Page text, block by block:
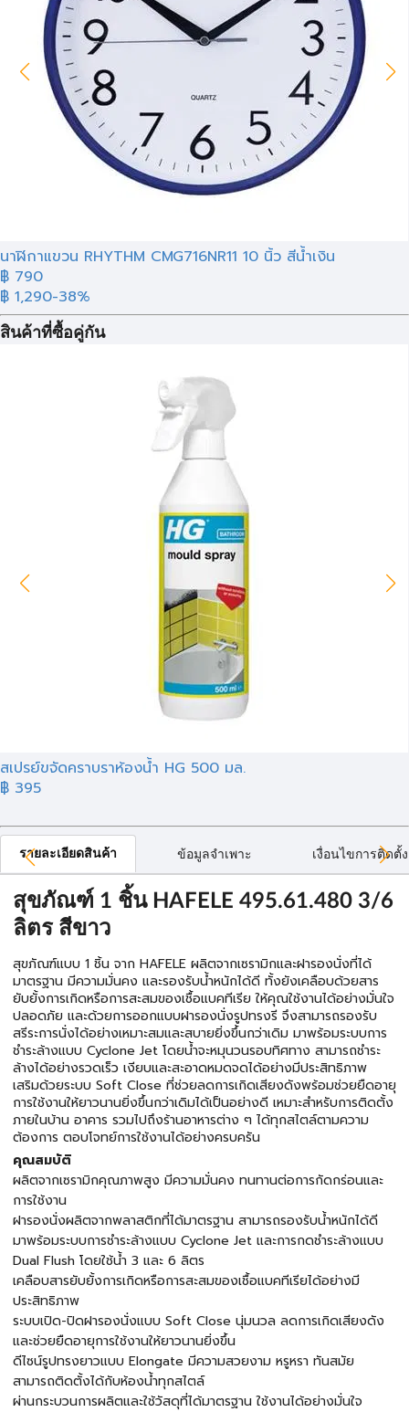
นาฬิกาแขวน RHYTHM CMG716NR11 10 นิ้ว สีน้ำเงิน
฿ 790
฿ 1,290-38%
สินค้าที่ซื้อคู่กัน
สเปรย์ขจัดคราบราห้องน้ำ HG 500 มล.
฿ 395
รายละเอียดสินค้า ข้อมูลจำเพาะ เงื่อนไขการติดตั้ง
สุขภัณฑ์ 1 ชิ้น HAFELE 495.61.480 3/6
ลิตร สีขาว
สุขภัณฑ์แบบ 1 ชิ้น จาก HAFELE ผลิตจากเซรามิกและฝารองนั่งที่ได้
มาตรฐาน มีความมั่นคง และรองรับน้ำหนักได้ดี ทั้งยังเคลือบด้วยสาร
ยับยั้งการเกิดหรือการสะสมของเชื้อแบคทีเรีย ให้คุณใช้งานได้อย่างมั่นใจ
ปลอดภัย และด้วยการออกแบบฝารองนั่งรูปทรงรี จึงสามารถรองรับ
สรีระการนั่งได้อย่างเหมาะสมและสบายยิ่งขึ้นกว่าเดิม มาพร้อมระบบการ
ชำระล้างแบบ Cyclone Jet โดยน้ำจะหมุนวนรอบทิศทาง สามารถชำระ
ล้างได้อย่างรวดเร็ว เงียบและสะอาดหมดจดได้อย่างมีประสิทธิภาพ
เสริมด้วยระบบ Soft Close ที่ช่วยลดการเกิดเสียงดังพร้อมช่วยยืดอายุ
การใช้งานให้ยาวนานยิ่งขึ้นกว่าเดิมได้เป็นอย่างดี เหมาะสำหรับการติดตั้ง
ภายในบ้าน อาคาร รวมไปถึงร้านอาหารต่าง ๆ ได้ทุกสไตล์ตามความ
ต้องการ ตอบโจทย์การใช้งานได้อย่างครบครัน
คุณสมบัติ
ผลิตจากเซรามิกคุณภาพสูง มีความมั่นคง ทนทานต่อการกัดกร่อนและ
การใช้งาน
ฝารองนั่งผลิตจากพลาสติกที่ได้มาตรฐาน สามารถรองรับน้ำหนักได้ดี
มาพร้อมระบบการชำระล้างแบบ Cyclone Jet และการกดชำระล้างแบบ
Dual Flush โดยใช้น้ำ 3 และ 6 ลิตร
เคลือบสารยับยั้งการเกิดหรือการสะสมของเชื้อแบคทีเรียได้อย่างมี
ประสิทธิภาพ
ระบบเปิด-ปิดฝารองนั่งแบบ Soft Close นุ่มนวล ลดการเกิดเสียงดัง
และช่วยยืดอายุการใช้งานให้ยาวนานยิ่งขึ้น
ดีไซน์รูปทรงยาวแบบ Elongate มีความสวยงาม หรูหรา ทันสมัย
สามารถติดตั้งได้กับห้องน้ำทุกสไตล์
ผ่านกระบวนการผลิตและใช้วัสดุที่ได้มาตรฐาน ใช้งานได้อย่างมั่นใจ